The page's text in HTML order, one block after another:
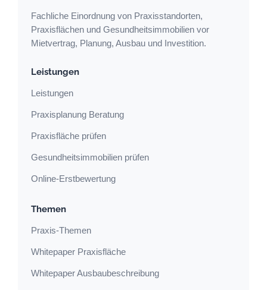
Fachliche Einordnung von Praxisstandorten,
Praxisflächen und Gesundheitsimmobilien vor
Mietvertrag, Planung, Ausbau und Investition.
Leistungen
Leistungen
Praxisplanung Beratung
Praxisfläche prüfen
Gesundheitsimmobilien prüfen
Online-Erstbewertung
Themen
Praxis-Themen
Whitepaper Praxisfläche
Whitepaper Ausbaubeschreibung